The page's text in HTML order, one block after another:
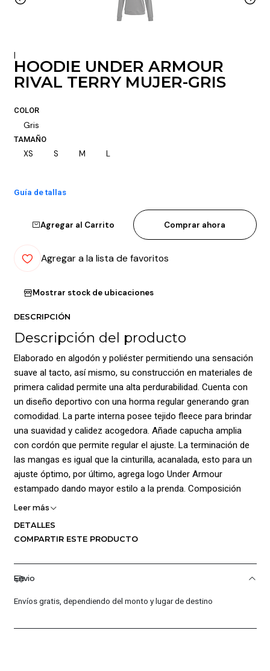
|
HOODIE UNDER ARMOUR
RIVAL TERRY MUJER-GRIS
COLOR
Gris
TAMAÑO
XS S M L
Guía de tallas
Agregar al Carrito Comprar ahora
Agregar a la lista de favoritos
Mostrar stock de ubicaciones
DESCRIPCIÓN
Descripción del producto
Elaborado en algodón y poliéster permitiendo una sensación
suave al tacto, así mismo, su construcción en materiales de
primera calidad permite una alta perdurabilidad. Cuenta con
un diseño deportivo con una horma regular generando gran
comodidad. La parte interna posee tejido fleece para brindar
una suavidad y calidez acogedora. Añade capucha amplia
con cordón que permite regular el ajuste. La terminación de
las mangas es igual que la cinturilla, acanalada, esto para un
ajuste óptimo, por último, agrega logo Under Armour
estampado dando mayor estilo a la prenda. Composición
70% Poliéster,25% Tencel,5% Elastano.
Leer más
DETALLES
COMPARTIR ESTE PRODUCTO
Envio
Envíos gratis, dependiendo del monto y lugar de destino